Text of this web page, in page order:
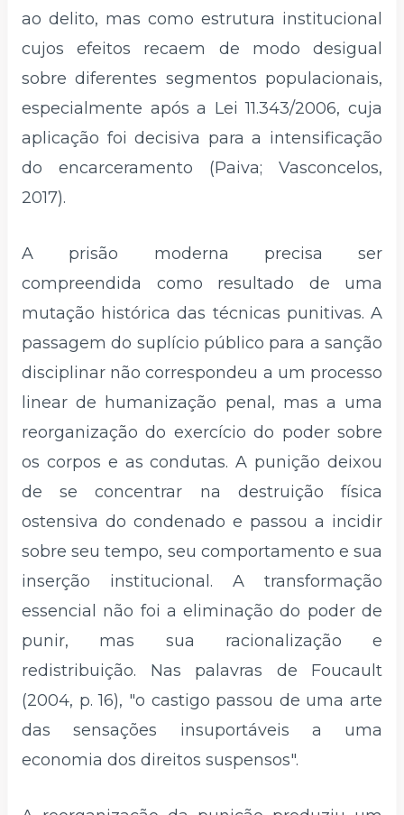
ao delito, mas como estrutura institucional
cujos efeitos recaem de modo desigual
sobre diferentes segmentos populacionais,
especialmente após a Lei 11.343/2006, cuja
aplicação foi decisiva para a intensificação
do encarceramento (Paiva; Vasconcelos,
2017).
A prisão moderna precisa ser
compreendida como resultado de uma
mutação histórica das técnicas punitivas. A
passagem do suplício público para a sanção
disciplinar não correspondeu a um processo
linear de humanização penal, mas a uma
reorganização do exercício do poder sobre
os corpos e as condutas. A punição deixou
de se concentrar na destruição física
ostensiva do condenado e passou a incidir
sobre seu tempo, seu comportamento e sua
inserção institucional. A transformação
essencial não foi a eliminação do poder de
punir, mas sua racionalização e
redistribuição. Nas palavras de Foucault
(2004, p. 16), "o castigo passou de uma arte
das sensações insuportáveis a uma
economia dos direitos suspensos".